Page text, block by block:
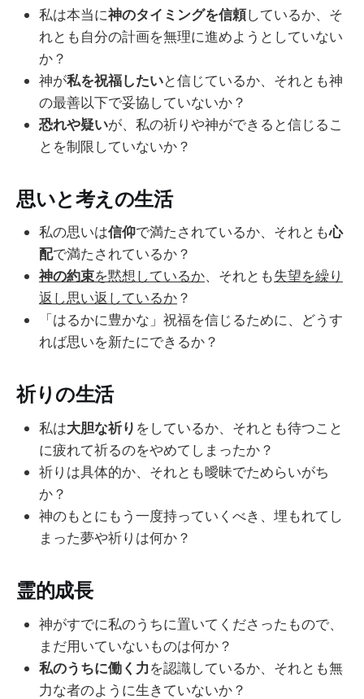
私は本当に神のタイミングを信頼しているか、そ
れとも自分の計画を無理に進めようとしていない
か？
神が私を祝福したいと信じているか、それとも神
の最善以下で妥協していないか？
恐れや疑いが、私の祈りや神ができると信じるこ
とを制限していないか？
思いと考えの生活
私の思いは信仰で満たされているか、それとも心
配で満たされているか？
神の約束を黙想しているか、それとも失望を繰り
返し思い返しているか？
「はるかに豊かな」祝福を信じるために、どうす
れば思いを新たにできるか？
祈りの生活
私は大胆な祈り をしているか、それとも待つこと
に疲れて祈るのをやめてしまったか？
祈りは具体的か、それとも曖昧でためらいがち
か？
神のもとにもう一度持っていくべき、埋もれてし
まった夢や祈りは何か？
霊的成長
神がすでに私のうちに置いてくださったもので、
まだ用いていないものは何か？
私のうちに働く力を認識しているか、それとも無
力な者のように生きていないか？